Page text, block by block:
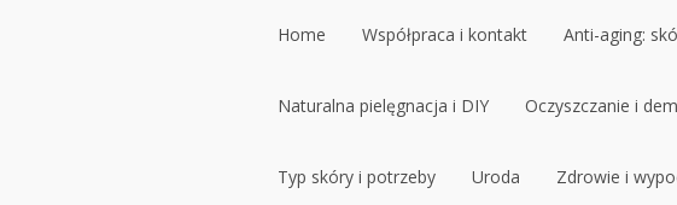
Home
Home
Współpraca i kontakt
Współpraca i kontakt
Anti-aging:
Anti-aging:
Naturalna pielęgnacja i DIY
Naturalna pielęgnacja i DIY
Oczyszczanie i
Oczyszczanie i
Typ skóry i potrzeby Uroda Zdrowie i